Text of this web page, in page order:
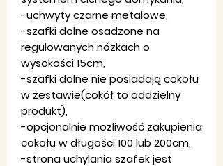
-uchwyty czarne metalowe,
-szafki dolne osadzone na
regulowanych nóżkach o
wysokości 15cm,
-szafki dolne nie posiadają cokołu
w zestawie(cokół to oddzielny
produkt),
-opcjonalnie możliwość zakupienia
cokołu w długości 100 lub 200cm,
-strona uchylania szafek jest